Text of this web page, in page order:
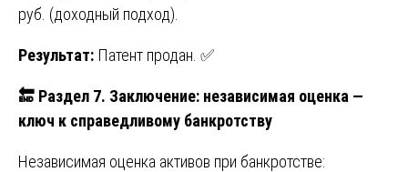
руб. (доходный подход).
Результат: Патент продан. ✅
🔚 Раздел 7. Заключение: независимая оценка —
ключ к справедливому банкротству
Независимая оценка активов при банкротстве: